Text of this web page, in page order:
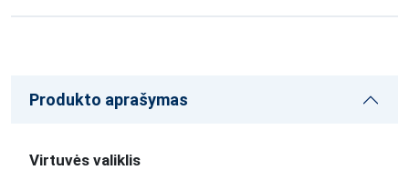
Produkto aprašymas
Virtuvės valiklis